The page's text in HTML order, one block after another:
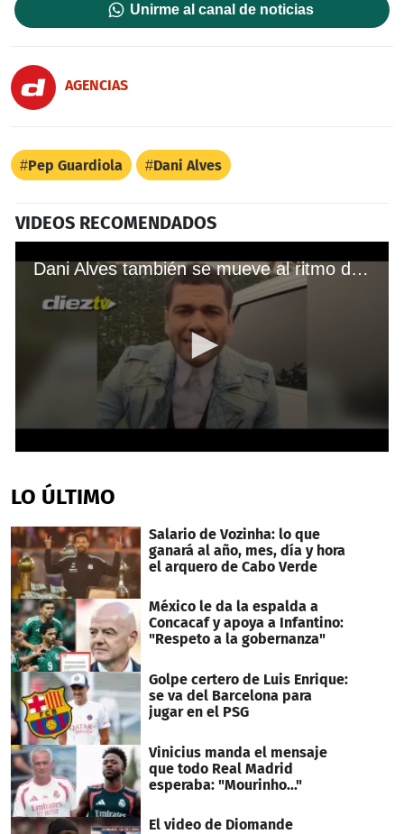
Unirme al canal de noticias
AGENCIAS
Pep Guardiola Dani Alves
VIDEOS RECOMENDADOS
Dani Alves también se mueve al ritmo de 'Despacito'
of
34
LO ÚLTIMO
Salario de Vozinha: lo que
ganará al año, mes, día y hora
el arquero de Cabo Verde
México le da la espalda a
Concacaf y apoya a Infantino:
"Respeto a la gobernanza"
Golpe certero de Luis Enrique:
se va del Barcelona para
jugar en el PSG
Vinicius manda el mensaje
que todo Real Madrid
esperaba: "Mourinho..."
El video de Diomande